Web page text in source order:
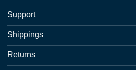
Support
Shippings
Returns